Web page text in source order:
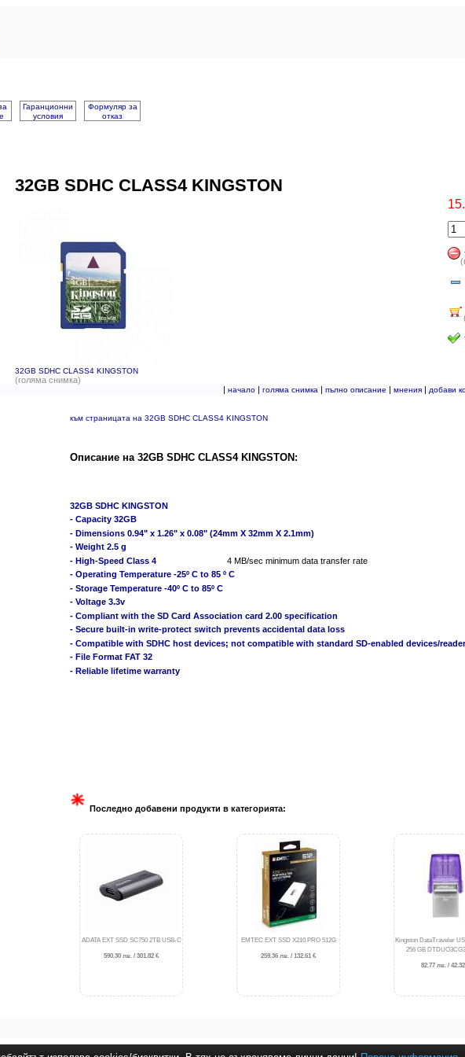
Гаранционни
условия
Формуляр за
отказ
32GB SDHC CLASS4 KINGSTON
32GB SDHC CLASS4 KINGSTON
(голяма снимка)
| начало| голяма снимка | пълно описание | мнения| добави
към страницата на 32GB SDHC CLASS4 KINGSTON
Описание на 32GB SDHC CLASS4 KINGSTON:
32GB SDHC KINGSTON
- Capacity 32GB
- Dimensions 0.94" x 1.26" x 0.08" (24mm X 32mm X 2.1mm)
- Weight 2.5 g
- High-Speed Class 4
4 MB/sec minimum data transfer rate
- Operating Temperature -25º C to 85 º C
- Storage Temperature -40º C to 85º C
- Voltage 3.3v
- Compliant with the SD Card Association card 2.00 specification
- Secure built-in write-protect switch prevents accidental data loss
- Compatible with SDHC host devices; not compatible with standard SD-enabled devices/
- File Format FAT 32
- Reliable lifetime warranty
Последно добавени продукти в категорията:
ADATA EXT SSD SC750 2TB USB-C
590.30 лв. / 301.82 €
EMTEC EXT SSD X210 PRO 512G
259.36 лв. / 132.61 €
Kingston DataTraveler
256 GB
82.77 лв. /